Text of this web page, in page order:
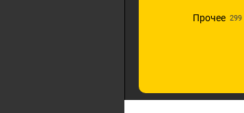
Прочее 299